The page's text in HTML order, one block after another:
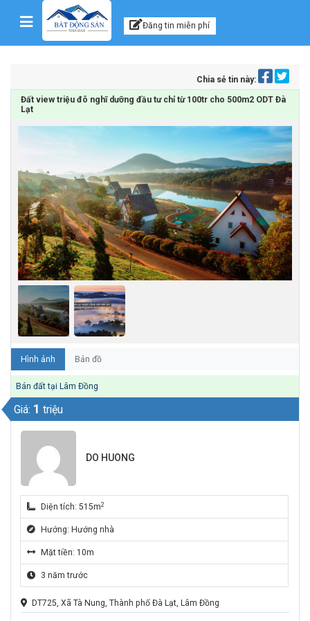
Skip to content Kênh thông tin, tư vấn
Đăng tin miễn phí
Chia sẻ tin này:
Đất view triệu đô nghĩ dưỡng đầu tư chỉ từ 100tr cho 500m2 ODT Đà
Lạt
Hình ảnh Bản đồ
Bán đất tại Lâm Đồng
Giá: 1 triệu
DO HUONG
Diện tích: 515m2
Hướng: Hướng nhà
Mặt tiền: 10m
3 năm trước
DT725, Xã Tà Nung, Thành phố Đà Lạt, Lâm Đồng